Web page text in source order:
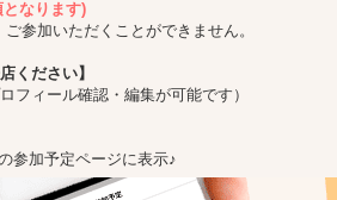
なります)
加いただくことができません。
ください】
フィール確認・編集が可能です）
参加予定ページに表示♪